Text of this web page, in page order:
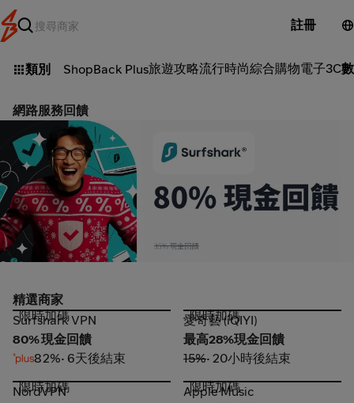
註冊
類別 ShopBack Plus旅遊攻略流行時尚綜合購物電子3C
網路服務回饋
Surfshark VPN_2026-08-08_web_l1_digital_hero
精選商家
Surfshark VPN
限時加碼
Surfshark VPN
80% 現金回饋
82%• 6天後結束
愛奇藝 (iQIYI)
限時加碼
愛奇藝 (iQIYI)
最高28%現金回饋
15%• 20小時後結束
NordVPN
限時加碼
NordVPN
Apple Music
限時加碼
Apple Music